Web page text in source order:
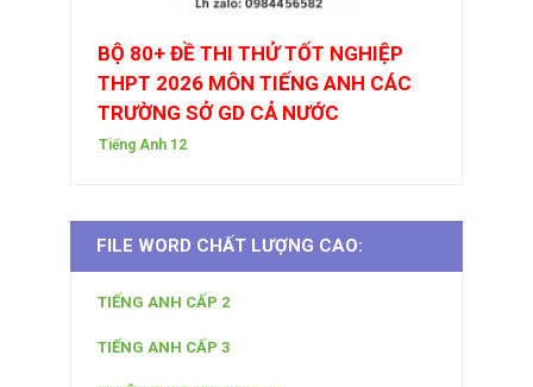
BỘ 80+ ĐỀ THI THỬ TỐT NGHIỆP
THPT 2026 MÔN TIẾNG ANH CÁC
TRƯỜNG SỞ GD CẢ NƯỚC
Tiếng Anh 12
FILE WORD CHẤT LƯỢNG CAO:
TIẾNG ANH CẤP 2
TIẾNG ANH CẤP 3